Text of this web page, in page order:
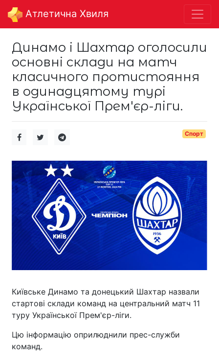
Aтлетична Хвиля
Динамо і Шахтар оголосили
основні склади на матч
класичного протистояння
в одинадцятому турі
Української Прем'єр-ліги.
Спорт
Київське Динамо та донецький Шахтар назвали
стартові склади команд на центральний матч 11
туру Української Прем'єр-ліги.
Цю інформацію оприлюднили прес-служби
команд.